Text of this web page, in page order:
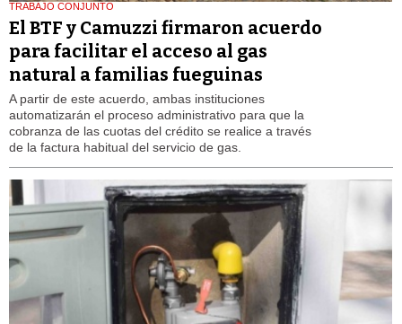
TRABAJO CONJUNTO
El BTF y Camuzzi firmaron acuerdo
para facilitar el acceso al gas
natural a familias fueguinas
A partir de este acuerdo, ambas instituciones
automatizarán el proceso administrativo para que la
cobranza de las cuotas del crédito se realice a través
de la factura habitual del servicio de gas.